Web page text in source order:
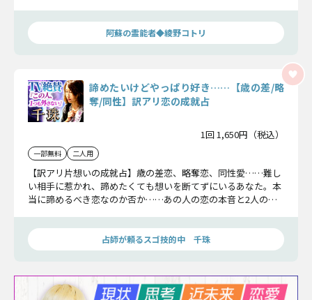
阿蘇の霊能者◆綾野コトリ
諦めたいけどやっぱり好き……【歳の差/略
奪/同性】訳アリ恋の成就占
1回 1,650円（税込）
一部無料 二人用
【訳アリ片想いの成就占】歳の差恋、略奪恋、同性愛……難し
い相手に惹かれ、諦めたくても想いを断てずにいるあなた。本
当に諦めるべき恋なのか否か……あの人の恋の本音と2人の結
占師が頼るスゴ技的中 千珠